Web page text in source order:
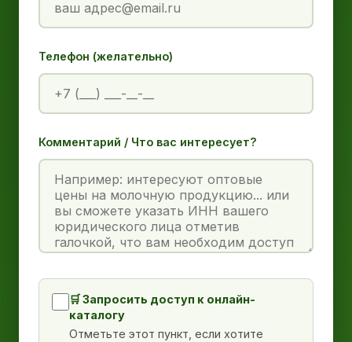
Телефон (желательно)
Комментарий / Что вас интересует?
🛒 Запросить доступ к онлайн-
каталогу
Отметьте этот пункт, если хотите